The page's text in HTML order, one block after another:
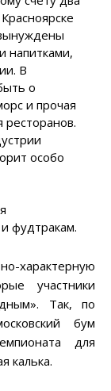
напитками,
В
о
и прочая
ресторанов.
особо
фудтракам.
характерную
участники
Так, по
бум
для
калька.